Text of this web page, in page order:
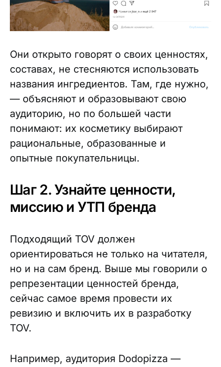
Они открыто говорят о своих ценностях,
составах, не стесняются использовать
названия ингредиентов. Там, где нужно,
— объясняют и образовывают свою
аудиторию, но по большей части
понимают: их косметику выбирают
рациональные, образованные и
опытные покупательницы.
Шаг 2. Узнайте ценности,
миссию и УТП бренда
Подходящий TOV должен
ориентироваться не только на читателя,
но и на сам бренд. Выше мы говорили о
репрезентации ценностей бренда,
сейчас самое время провести их
ревизию и включить их в разработку
TOV.
Например, аудитория Dodopizza —